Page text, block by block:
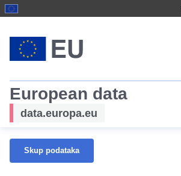
European data
data.europa.eu
Skup podataka